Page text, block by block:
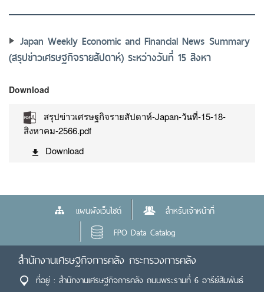
Japan Weekly Economic and Financial News Summary
(สรุปข่าวเศรษฐกิจรายสัปดาห์) ระหว่างวันที่ 15 สิงหา
Download
สรุปข่าวเศรษฐกิจรายสัปดาห์-Japan-วันที่-15-18-
สิงหาคม-2566.pdf
Download
แผนผังเว็บไซต์
สำหรับเจ้าหน้าที่
FPO Data Catalog
สำนักงานเศรษฐกิจการคลัง กระทรวงการคลัง
ที่อยู่ : สำนักงานเศรษฐกิจการคลัง ถนนพระรามที่ 6 อารีย์สัมพันธ์